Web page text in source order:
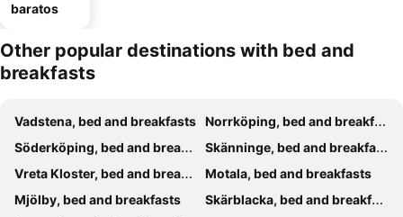
baratos
Other popular destinations with bed and
breakfasts
Vadstena, bed and breakfasts Norrköping, bed and breakfasts
Söderköping, bed and breakfasts
Skänninge, bed and breakfasts
Vreta Kloster, bed and breakfasts
Motala, bed and breakfasts
Mjölby, bed and breakfasts
Skärblacka, bed and breakfasts